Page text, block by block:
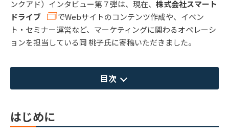
ンクアド）インタビュー第７弾は、現在、 株式会社スマート
ドライブ
でWebサイトのコンテンツ作成や、イベン
ト・セミナー運営など、マーケティングに関わるオペレーシ
ョンを担当している岡 桃子氏に寄稿いただきました。
目次
はじめに